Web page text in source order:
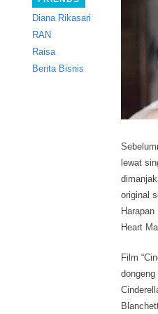
Diana Rikasari
RAN
Raisa
Berita Bisnis
lewat
original
Heart
Film